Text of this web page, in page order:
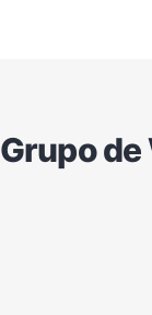
Grupo